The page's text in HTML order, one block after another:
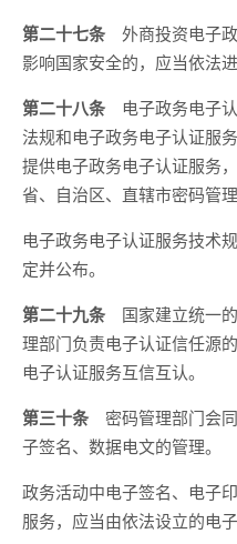
第二十七条 外商投资电子
影响国家安全的，应当依法
第二十八条 电子政务电子
法规和电子政务电子认证服
提供电子政务电子认证服务
省、自治区、直辖市密码管
电子政务电子认证服务技术
定并公布。
第二十九条 国家建立统一
理部门负责电子认证信任源
电子认证服务互信互认。
第三十条 密码管理部门会
子签名、数据电文的管理。
政务活动中电子签名、电子
服务，应当由依法设立的电